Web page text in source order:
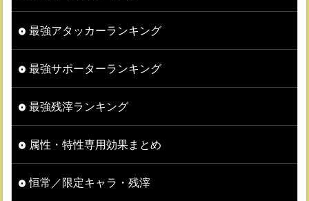
最強アタッカーランキング
最強サポーターランキング
最強残滓ランキング
属性・特性専用効果まとめ
恒常／限定キャラ・残滓